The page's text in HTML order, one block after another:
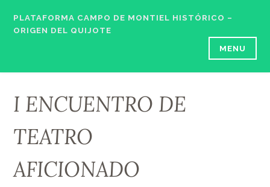
content
PLATAFORMA CAMPO DE MONTIEL HISTÓRICO –
ORIGEN DEL QUIJOTE
MENU
I ENCUENTRO DE
TEATRO
AFICIONADO